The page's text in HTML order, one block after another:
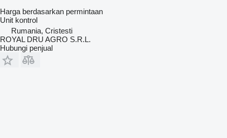
Harga berdasarkan permintaan
Unit kontrol
Rumania, Cristesti
ROYAL DRU AGRO S.R.L.
Hubungi penjual